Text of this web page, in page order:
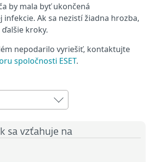
by mala byť ukončená
infekcie. Ak sa nezistí žiadna hrozba,
kroky.
nepodarilo vyriešiť, kontaktujte
spoločnosti ESET.
sa vzťahuje na